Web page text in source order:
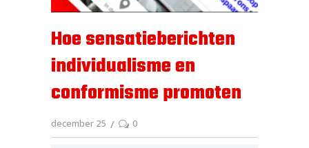
Hoe sensatieberichten
individualisme en
conformisme promoten
december 25 0